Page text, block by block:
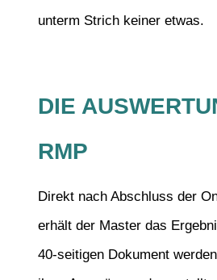
unterm Strich keiner etwas.
DIE
RMP
Direkt nach Abschluss der
erhält der Master das
40-seitigen Dokument